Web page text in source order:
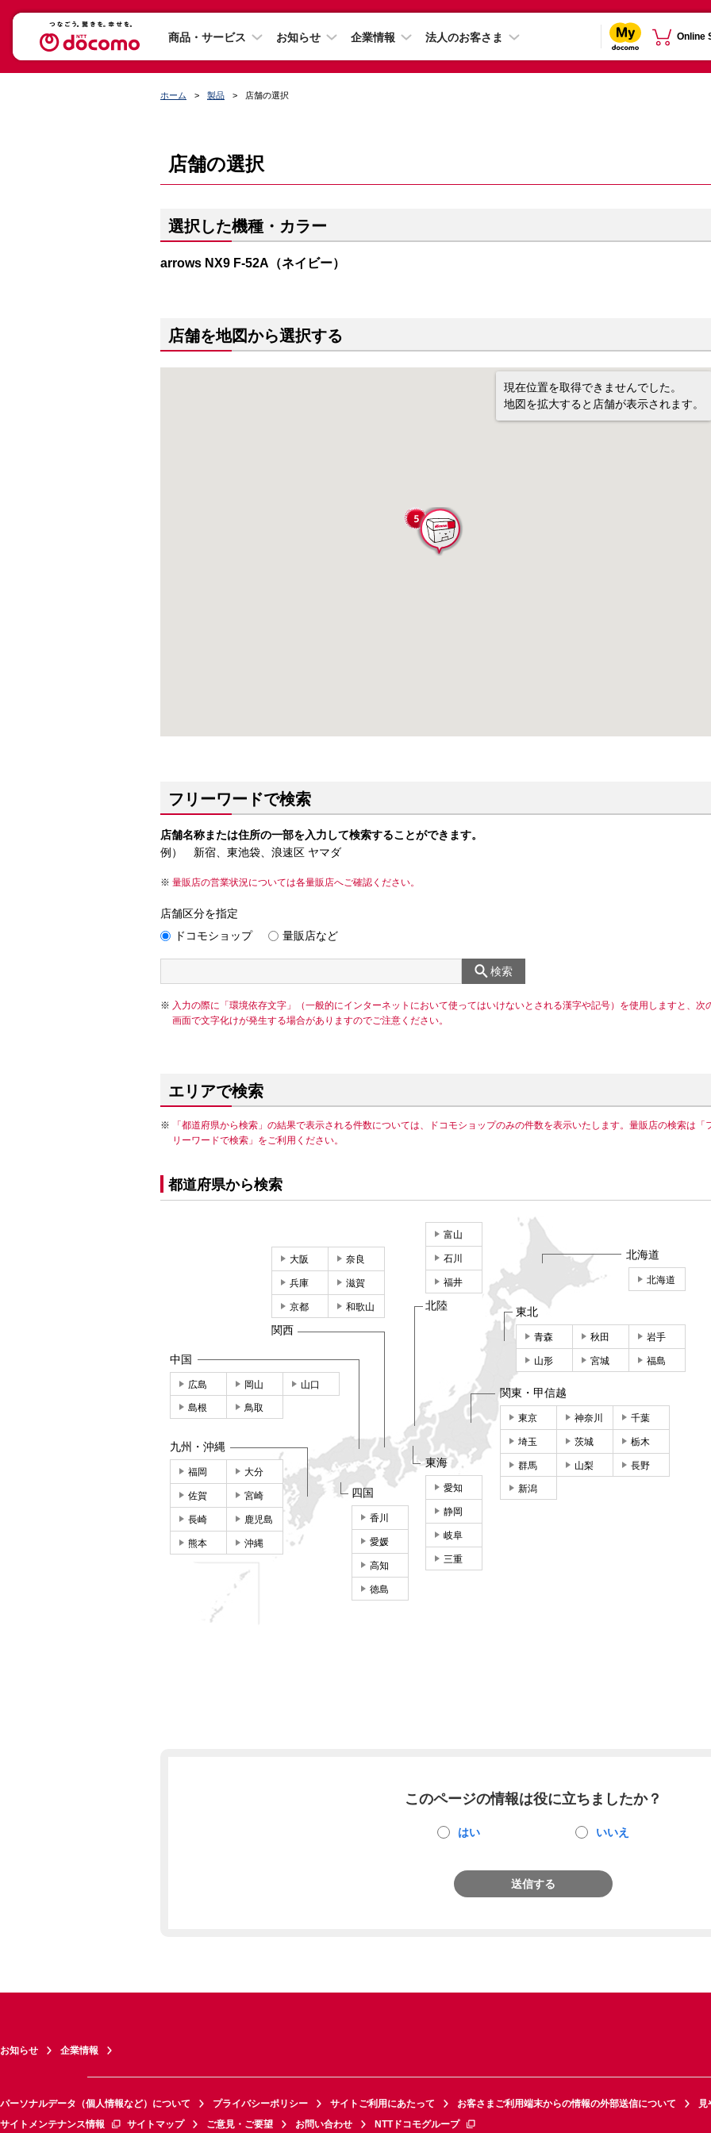
商品・サービス お知らせ 企業情報 法人のお客さま Online
ホーム 製品 店舗の選択
店舗の選択
選択した機種・カラー
arrows NX9 F-52A（ネイビー）
店舗を地図から選択する
現在位置を取得できませんでした。
地図を拡大すると店舗が表示されます。
フリーワードで検索
店舗名称または住所の一部を入力して検索することができます。
例） 新宿、東池袋、浪速区 ヤマダ
量販店の営業状況については各量販店へご確認ください。
店舗区分を指定
ドコモショップ
量販店など
検索
入力の際に「環境依存文字」（一般的にインターネットにおいて使ってはいけないとされる漢字や記号）を使用しますと、次
画面で文字化けが発生する場合がありますのでご注意ください。
エリアで検索
「都道府県から検索」の結果で表示される件数については、ドコモショップのみの件数を表示いたします。量販店の検索は「
リーワードで検索」をご利用ください。
都道府県から検索
北海道
北海道
東北
青森 秋田 岩手
山形 宮城 福島
関東・甲信越
東京 神奈川 千葉
埼玉 茨城 栃木
群馬 山梨 長野
新潟
東海
愛知
静岡
岐阜
三重
富山
石川
福井
北陸
大阪 奈良
兵庫 滋賀
京都 和歌山
関西
中国
広島 岡山 山口
島根 鳥取
四国
香川
愛媛
高知
徳島
九州・沖縄
福岡 大分
佐賀 宮崎
長崎 鹿児島
熊本 沖縄
このページの情報は役に立ちましたか？
はい いいえ
送信する
お知らせ 企業情報
パーソナルデータ（個人情報など）について プライバシーポリシー サイトご利用にあたって お客さまご利用端末からの情報の外部送信について
見
サイトメンテナンス情報
サイトマップ ご意見・ご要望 お問い合わせ NTTドコモグループ